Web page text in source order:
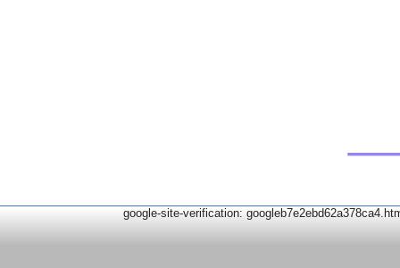
google-site-verification: